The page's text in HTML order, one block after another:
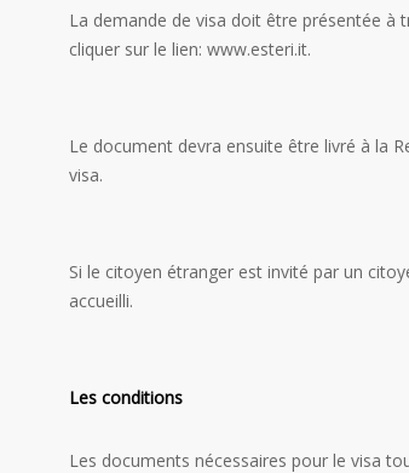
La demande de visa doit être présentée à
cliquer sur le lien: www.esteri.it.
Le document devra ensuite être livré à la
visa.
Si le citoyen étranger est invité par un
accueilli.
Les conditions
Les documents nécessaires pour le visa